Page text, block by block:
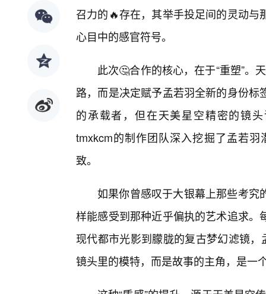
召力的🔥存在，其举手投足间的灵动
心目中的感官符号。
此次🤔合作的核心，在于“重塑”。
路，而是决定赋予孟若羽全新的身份
的承载者，但在天美星空精密的镜
tmxkcm的制作团队深入挖掘了孟若
致。
如果你曾感叹于大银幕上那些考究
样能感受到那种近乎偏执的艺术追求
现代都市光影到朦胧的复古梦幻滤镜
镜头里的模特，而是故事的主角，是一